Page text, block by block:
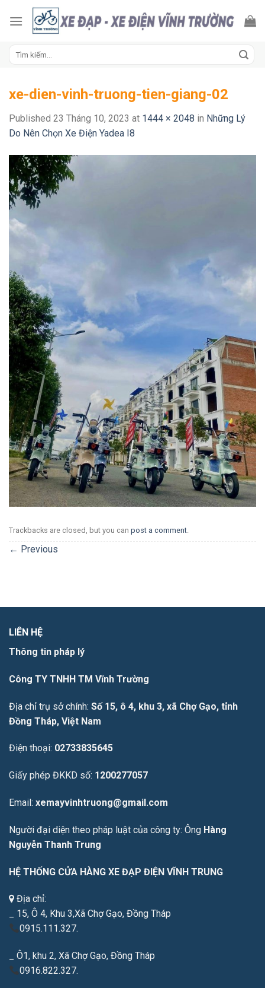
xe-dien-vinh-truong-tien-giang-02
Published 23 Tháng 10, 2023 at 1444 × 2048 in Những Lý
Do Nên Chọn Xe Điện Yadea I8
Trackbacks are closed, but you can post a comment.
← Previous
LIÊN HỆ
Thông tin pháp lý
Công TY TNHH TM Vĩnh Trường
Địa chỉ trụ sở chính: Số 15, ô 4, khu 3, xã Chợ Gạo, tỉnh
Đồng Tháp, Việt Nam
Điện thoại: 02733835645
Giấy phép ĐKKD số: 1200277057
Email: xemayvinhtruong@gmail.com
Người đại diện theo pháp luật của công ty: Ông Hàng
Nguyễn Thanh Trung
HỆ THỐNG CỬA HÀNG XE ĐẠP ĐIỆN VĨNH TRUNG
Địa chỉ:
_ 15, Ô 4, Khu 3,Xã Chợ Gạo, Đồng Tháp
0915.111.327.
_ Ô1, khu 2, Xã Chợ Gạo, Đồng Tháp
0916.822.327.